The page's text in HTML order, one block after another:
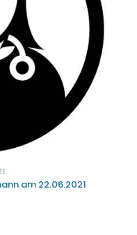
am 22.06.2021